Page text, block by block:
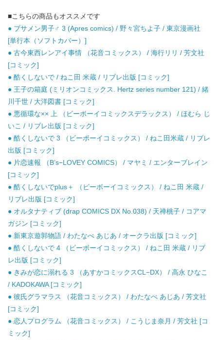
■こちらの商品もオススメです
● ブサメン男子♂ 3 (Apres comics) / 野々宮ちよ子 / 東京漫画社
[単行本（ソフトカバー）]
● 古今東西レンアイ事情 （花音コミックス） / 海行リリ / 芳文社
[コミック]
● 酷くしないで / ねこ田 米蔵 / リブレ出版 [コミック]
● 王子の箱庭 (ミリオンコミックス. Hertz series number 121) / 緒
川千世 / 大洋図書 [コミック]
● 悪循環な×× 上 （ビーボーイコミックスデラックス） / ほむら じ
いこ / リブレ出版 [コミック]
● 酷くしないで 3 （ビーボーイコミックス） / ねこ田米蔵 / リブレ
出版 [コミック]
● 片恋速報 （B’s−LOVEY COMICS） / マヤミ / エンターブレイン
[コミック]
● 酷くしないでplus＋ （ビーボーイコミックス） / ねこ田 米蔵 /
リブレ出版 [コミック]
● オルタナティブ (drap COMICS DX No.038) / 天禅桃子 / コアマ
ガジン [コミック]
● 新東京遊郭物語 / わたなべ あじあ / オークラ出版 [コミック]
● 酷くしないで 4 （ビーボーイコミックス） / ねこ田 米蔵 / リブ
レ出版 [コミック]
● きみが恋に溺れる 3 （あすかコミックスCL−DX） / 高永 ひなこ
/ KADOKAWA [コミック]
● 彼氏グラマラス （花音コミックス） / わたなべ あじあ / 芳文社
[コミック]
● 恋人プログラム （花音コミックス） / こうじま奈月 / 芳文社 [コ
ミック]